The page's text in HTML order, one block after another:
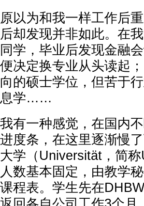
原以为和我一样工作后
后却发现并非如此。在
同学，毕业后发现金融
便决定换专业从头读起
向的硕士学位，但苦于
息学……
我有一种感觉，在国内
进度条，在这里逐渐慢
大学（Universität，简
人数基本固定，由教学
课程表。学生先在